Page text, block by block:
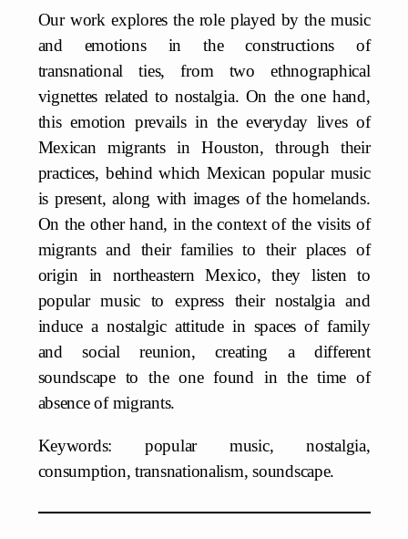
Our work explores the role played by the music
and emotions in the constructions of
transnational ties, from two ethnographical
vignettes related to nostalgia. On the one hand,
this emotion prevails in the everyday lives of
Mexican migrants in Houston, through their
practices, behind which Mexican popular music
is present, along with images of the homelands.
On the other hand, in the context of the visits of
migrants and their families to their places of
origin in northeastern Mexico, they listen to
popular music to express their nostalgia and
induce a nostalgic attitude in spaces of family
and social reunion, creating a different
soundscape to the one found in the time of
absence of migrants.
Keywords: popular music, nostalgia,
consumption, transnationalism, soundscape.